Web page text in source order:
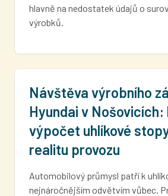
hlavně na nedostatek údajů o
výrobků.
Návštěva výrobního
Hyundai v Nošovicích:
výpočet uhlíkové
realitu provozu
Automobilový průmysl patří k
nejnáročnějším odvětvím vůbec.